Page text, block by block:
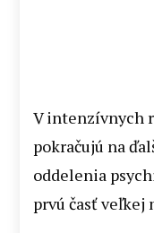
V intenzívnych
pokračujú na
oddelenia
prvú časť veľkej